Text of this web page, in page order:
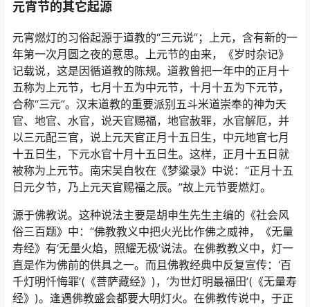
元宵节的其它起源
元宵燃灯的习俗起源于道教的“三元说”；上元，含有新的一
年第一次月圆之夜的意思。上元节的由来，《岁时杂记》
记载说，这是因循道教的陈规。道教曾把一年中的正月十
五称为上元节，七月十五为中元节，十月十五为下元节，
合称“三元”。汉末道教的重要派别五斗米道崇奉的神为天
官、地官、水官，说天官赐福，地官赦罪，水官解厄，并
以三元配三官，说上元天官正月十五日生，中元地官七月
十五日生，下元水官十月十五日生。这样，正月十五日就
被称为上元节。南宋吴自牧在《梦粱录》中说：“正月十五
日元夕节，乃上元天官赐福之辰。”故上元节要燃灯。
源于佛教说。这种说法主要是胡申生先生主编的《社会风
俗三百题》中：“佛教教义中把火光比作佛之威神，《无量
寿经》有‘无量火焰，照耀无极’说法。在佛教教义中，灯一
直是作为佛前的供具之一。而且佛教经典中反复宣传：‘百
千灯明忏悔罪’(《菩萨藏经》)，‘为世灯明最福田’(《无量寿
经》)。逢遇佛教盛会都要大明灯火。在佛教传说中，于正